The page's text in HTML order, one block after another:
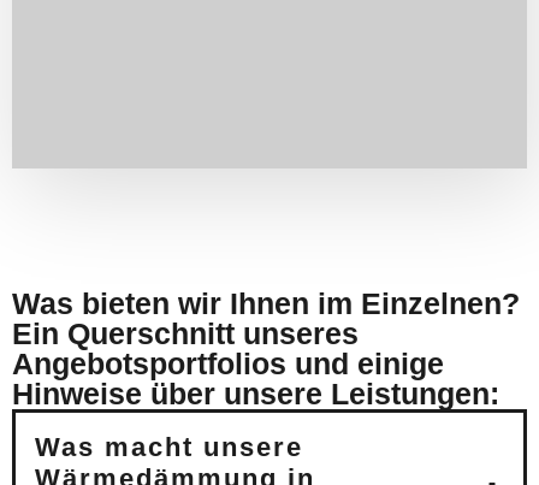
Was bieten wir Ihnen im Einzelnen?
Ein Querschnitt unseres
Angebotsportfolios und einige
Hinweise über unsere Leistungen:
Was macht unsere
Wärmedämmung in